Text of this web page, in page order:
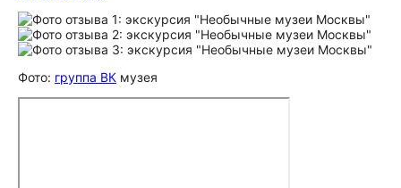
Фото: группа ВК музея